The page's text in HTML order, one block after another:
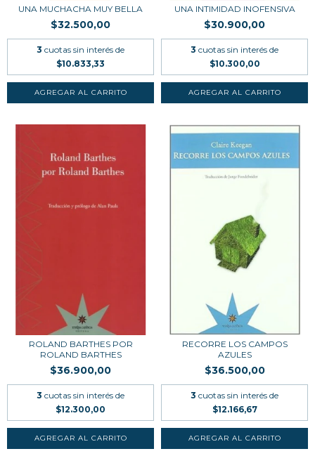
UNA MUCHACHA MUY BELLA
$32.500,00
3 cuotas sin interés de
$10.833,33
UNA INTIMIDAD INOFENSIVA
$30.900,00
3 cuotas sin interés de
$10.300,00
ROLAND BARTHES POR
ROLAND BARTHES
$36.900,00
3 cuotas sin interés de
$12.300,00
RECORRE LOS CAMPOS
AZULES
$36.500,00
3 cuotas sin interés de
$12.166,67